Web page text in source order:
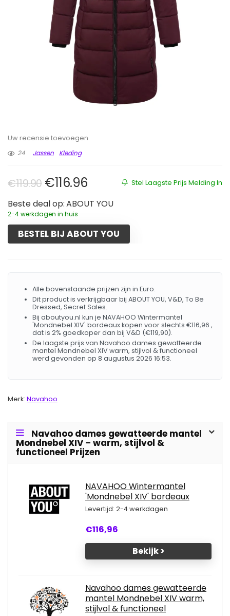
Uw recensie toevoegen
24
Jassen Kleding
Stel Laagste Prijs Melding In
€119.90 Oorspronkelijke prijs was:
€116.96Huidige prijs is: €116.96.
Beste deal op: ABOUT YOU
2-4 werkdagen in huis
BESTEL BIJ ABOUT YOU
Alle bovenstaande prijzen zijn in Euro.
Dit product is verkrijgbaar bij ABOUT YOU, V&D, To Be
Dressed, Secret Sales.
Bij aboutyou.nl kun je NAVAHOO Wintermantel
'Mondnebel XIV' bordeaux kopen voor slechts €116,96 ,
dat is 2% goedkoper dan bij V&D (€119,90).
De laagste prijs van Navahoo dames gewatteerde
mantel Mondnebel XIV warm, stijlvol & functioneel
werd gevonden op 8 augustus 2026 16:53.
Merk: Navahoo
Navahoo dames gewatteerde mantel
Mondnebel XIV – warm, stijlvol &
functioneel Prijzen
NAVAHOO Wintermantel
'Mondnebel XIV' bordeaux
Levertijd: 2-4 werkdagen
€116,96
Bekijk >
Navahoo dames gewatteerde
mantel Mondnebel XIV warm,
stijlvol & functioneel